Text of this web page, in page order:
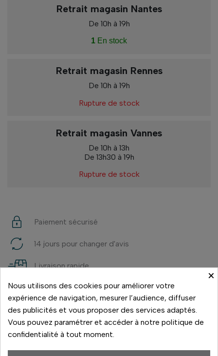
Retrait magasin Nantes
De 10h à 19h
1 En stock
Retrait magasin Rennes
De 10h à 19h
Rupture de stock
Retrait magasin Vannes
De 10h à 13h
De 13h30 à 19h
Rupture de stock
Paiement sécurisé
14 jours pour changer d'avis
Livraison rapide
Paiement 3x sans frais
×
Nous utilisons des cookies pour améliorer votre
expérience de navigation, mesurer l’audience, diffuser
des publicités et vous proposer des services adaptés.
Vous pouvez paramétrer et accéder à notre politique de
confidentialité à tout moment.